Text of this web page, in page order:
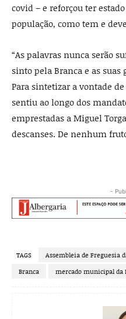
covid – e reforçou ter
população, como tem e
“As palavras nunca serão
sinto pela Branca e as suas
Para sintetizar a vontade
sentiu ao longo dos
emprestadas a Miguel
descanses. De nenhum
-
TAGS Assembleia de Freguesia
Branca
mercado municipal da